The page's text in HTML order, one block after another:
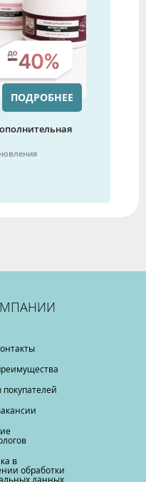
ПОДРОБНЕЕ
в
обработки
данных